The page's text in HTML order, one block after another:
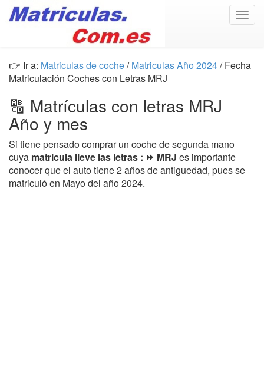
👉 Ir a: Matriculas de coche/Matriculas Año 2024/ Fecha
Matriculación Coches con Letras MRJ
🔠 Matrículas con letras MRJ
Año y mes
Si tiene pensado comprar un coche de segunda mano
cuya matricula lleve las letras : ⏩ MRJ es importante
conocer que el auto tiene 2 años de antiguedad, pues se
matriculó en Mayo del año 2024.